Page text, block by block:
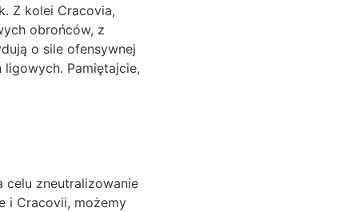
Z kolei Cracovia,
obrońców, z
o sile ofensywnej
Pamiętajcie,
celu zneutralizowanie
i Cracovii, możemy